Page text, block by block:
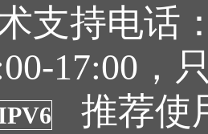
支持电话
17:00，
推荐使